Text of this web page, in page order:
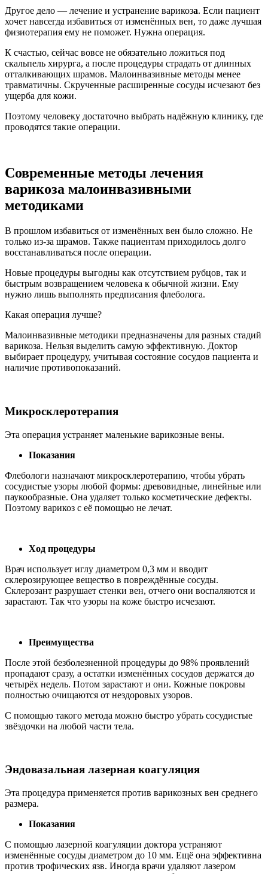
Другое дело — лечение и устранение варикоза. Если пациент
хочет навсегда избавиться от изменённых вен, то даже лучшая
физиотерапия ему не поможет. Нужна операция.
К счастью, сейчас вовсе не обязательно ложиться под
скальпель хирурга, а после процедуры страдать от длинных
отталкивающих шрамов. Малоинвазивные методы менее
травматичны. Скрученные расширенные сосуды исчезают без
ущерба для кожи.
Поэтому человеку достаточно выбрать надёжную клинику, где
проводятся такие операции.
Современные методы лечения
варикоза малоинвазивными
методиками
В прошлом избавиться от изменённых вен было сложно. Не
только из-за шрамов. Также пациентам приходилось долго
восстанавливаться после операции.
Новые процедуры выгодны как отсутствием рубцов, так и
быстрым возвращением человека к обычной жизни. Ему
нужно лишь выполнять предписания флеболога.
Какая операция лучше?
Малоинвазивные методики предназначены для разных стадий
варикоза. Нельзя выделить самую эффективную. Доктор
выбирает процедуру, учитывая состояние сосудов пациента и
наличие противопоказаний.
Микросклеротерапия
Эта операция устраняет маленькие варикозные вены.
Показания
Флебологи назначают микросклеротерапию, чтобы убрать
сосудистые узоры любой формы: древовидные, линейные или
паукообразные. Она удаляет только косметические дефекты.
Поэтому варикоз с её помощью не лечат.
Ход процедуры
Врач использует иглу диаметром 0,3 мм и вводит
склерозирующее вещество в повреждённые сосуды.
Склерозант разрушает стенки вен, отчего они воспаляются и
зарастают. Так что узоры на коже быстро исчезают.
Преимущества
После этой безболезненной процедуры до 98% проявлений
пропадают сразу, а остатки изменённых сосудов держатся до
четырёх недель. Потом зарастают и они. Кожные покровы
полностью очищаются от нездоровых узоров.
С помощью такого метода можно быстро убрать сосудистые
звёздочки на любой части тела.
Эндовазальная лазерная коагуляция
Эта процедура применяется против варикозных вен среднего
размера.
Показания
С помощью лазерной коагуляции доктора устраняют
изменённые сосуды диаметром до 10 мм. Ещё она эффективна
против трофических язв. Иногда врачи удаляют лазером